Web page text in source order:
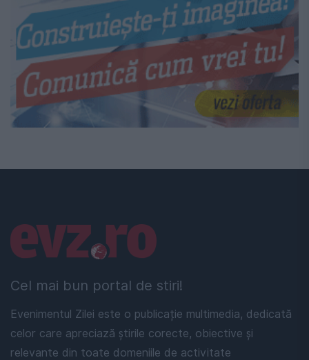
Cel mai bun portal de stiri!
Evenimentul Zilei este o publicație multimedia, dedicată
celor care apreciază știrile corecte, obiective și
relevante din toate domeniile de activitate
Linkuri utile